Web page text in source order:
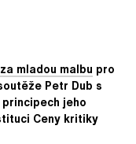
mladou malbu pro
Petr Dub s
jeho
Ceny kritiky